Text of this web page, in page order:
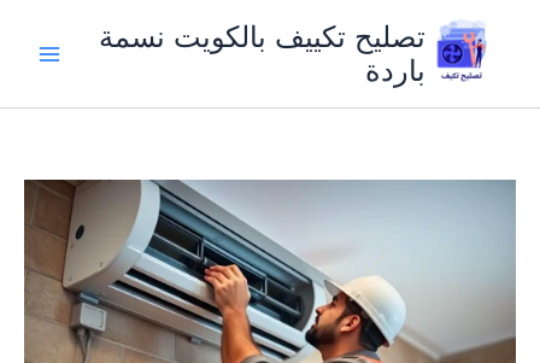
المحتوى
تصليح تكييف بالكويت نسمة
باردة